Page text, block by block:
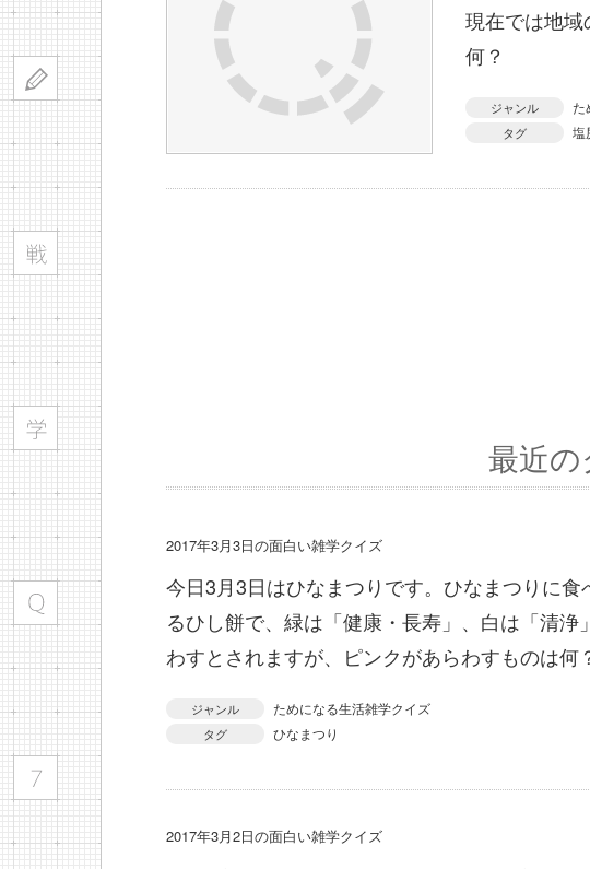
現在では地
何？
ジャンル た
タグ 塩
最近
2017年3月3日の面白い雑学クイズ
今日3月3日はひなまつりです。ひなまつりに食
るひし餅で、緑は「健康・長寿」、白は「清浄
わすとされますが、ピンクがあらわすものは何
ジャンル ためになる生活雑学クイズ
タグ ひなまつり
2017年3月2日の面白い雑学クイズ